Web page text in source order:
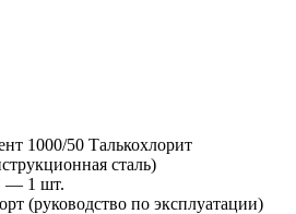
1000/50 Талькохлорит
сталь)
— 1 шт.
(руководство по эксплуатации)